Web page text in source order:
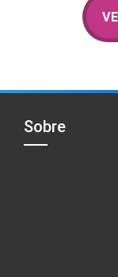
Sobre